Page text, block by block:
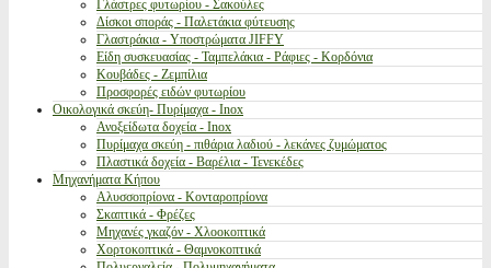
Γλάστρες φυτωρίου - Σακούλες
Δίσκοι σποράς - Παλετάκια φύτευσης
Γλαστράκια - Υποστρώματα JIFFY
Είδη συσκευασίας - Ταμπελάκια - Ράφιες - Κορδόνια
Κουβάδες - Ζεμπίλια
Προσφορές ειδών φυτωρίου
Οικολογικά σκεύη- Πυρίμαχα - Inox
Ανοξείδωτα δοχεία - Inox
Πυρίμαχα σκεύη - πιθάρια λαδιού - λεκάνες ζυμώματος
Πλαστικά δοχεία - Βαρέλια - Τενεκέδες
Μηχανήματα Κήπου
Αλυσσοπρίονα - Κονταροπρίονα
Σκαπτικά - Φρέζες
Μηχανές γκαζόν - Χλοοκοπτικά
Χορτοκοπτικά - Θαμνοκοπτικά